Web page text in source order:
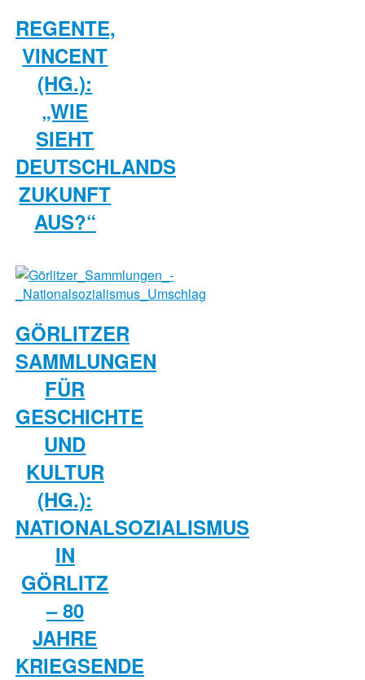
REGENTE,
VINCENT
(HG.):
„WIE
SIEHT
DEUTSCHLANDS
ZUKUNFT
AUS?“
GÖRLITZER
SAMMLUNGEN
FÜR
GESCHICHTE
UND
KULTUR
(HG.):
NATIONALSOZIALISMUS
IN
GÖRLITZ
– 80
JAHRE
KRIEGSENDE